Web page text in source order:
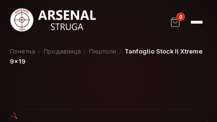
0
Почетна / Продавница / Пиштоли / Tanfoglio Stock II Xtreme
9×19
🔍